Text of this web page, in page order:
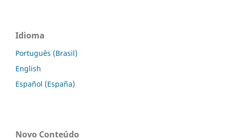
Idioma
Português (Brasil)
English
Español (España)
Novo Conteúdo